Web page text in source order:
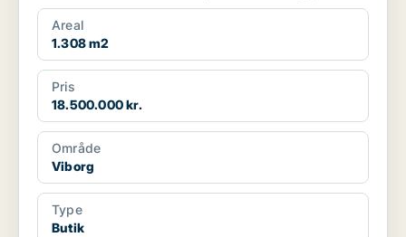
Areal
1.308 m2
Pris
18.500.000 kr.
Område
Viborg
Type
Butik